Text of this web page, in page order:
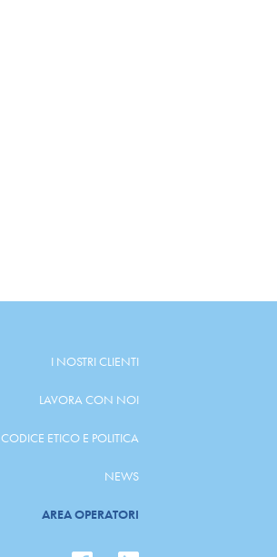
I NOSTRI CLIENTI
LAVORA CON NOI
CODICE ETICO E POLITICA
NEWS
AREA OPERATORI